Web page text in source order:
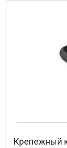
Крепежный